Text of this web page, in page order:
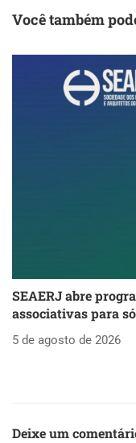
Você também
SEAERJ abre
associativas para
5 de agosto de 2026
Deixe um